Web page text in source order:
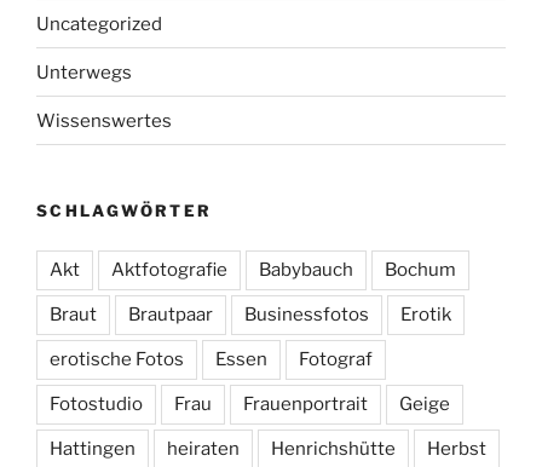
Uncategorized
Unterwegs
Wissenswertes
SCHLAGWÖRTER
Akt Aktfotografie Babybauch Bochum
Braut Brautpaar Businessfotos Erotik
erotische Fotos Essen Fotograf
Fotostudio Frau Frauenportrait Geige
Hattingen heiraten Henrichshütte Herbst